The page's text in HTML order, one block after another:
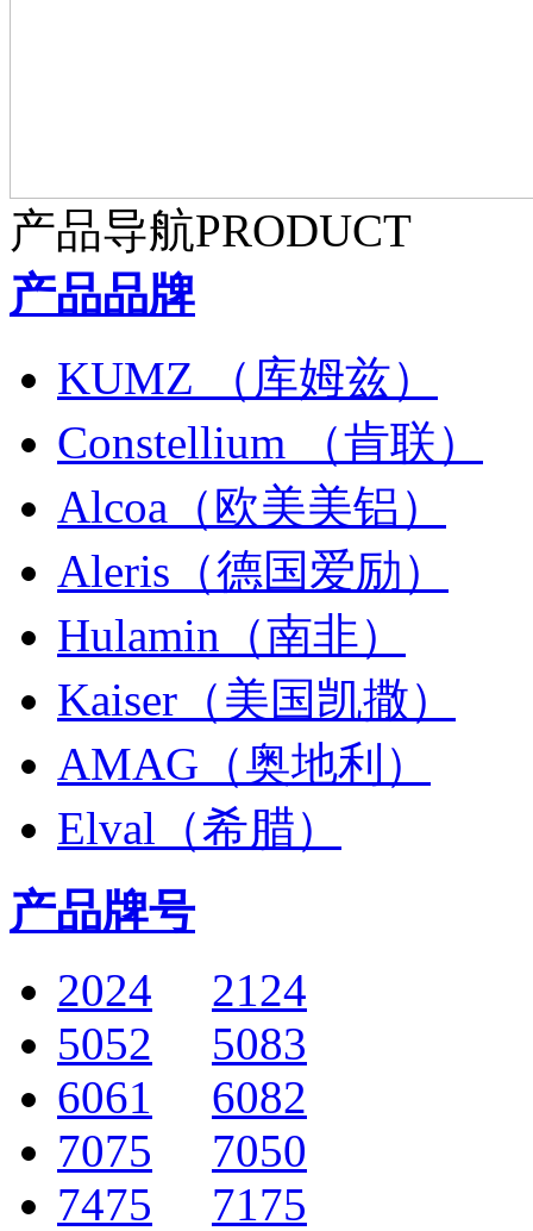
产品导航PRODUCT
产品品牌
KUMZ （库姆兹）
Constellium （肯联）
Alcoa（欧美美铝）
Aleris（德国爱励）
Hulamin（南非）
Kaiser（美国凯撒）
AMAG（奥地利）
Elval（希腊）
产品牌号
2024
2124
5052
5083
6061
6082
7075
7050
7475
7175